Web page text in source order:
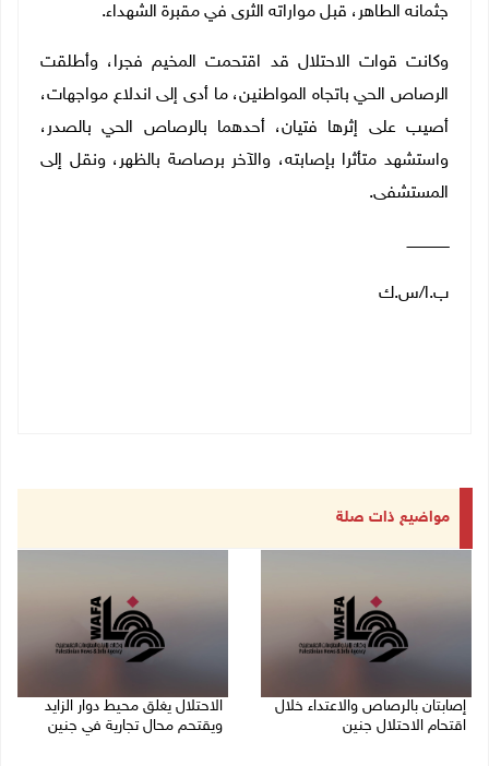
جثمانه الطاهر، قبل مواراته الثرى في مقبرة الشهداء.
وكانت قوات الاحتلال قد اقتحمت المخيم فجرا، وأطلقت
الرصاص الحي باتجاه المواطنين، ما أدى إلى اندلاع مواجهات،
أصيب على إثرها فتيان، أحدهما بالرصاص الحي بالصدر،
واستشهد متأثرا بإصابته، والآخر برصاصة بالظهر، ونقل إلى
المستشفى.
ـــــــــــــــــــ
ب.ا/س.ك
مواضيع ذات صلة
إصابتان بالرصاص والاعتداء خلال
اقتحام الاحتلال جنين
الاحتلال يغلق محيط دوار الزايد
ويقتحم محال تجارية في جنين